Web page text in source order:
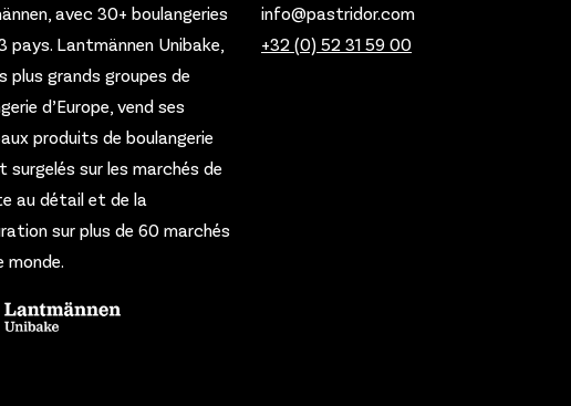
avec 30+ boulangeries
pays. Lantmännen Unibake,
plus grands groupes de
d’Europe, vend ses
produits de boulangerie
surgelés sur les marchés de
au détail et de la
sur plus de 60 marchés
monde.
info@pastridor.com
+32 (0) 52 31 59 00